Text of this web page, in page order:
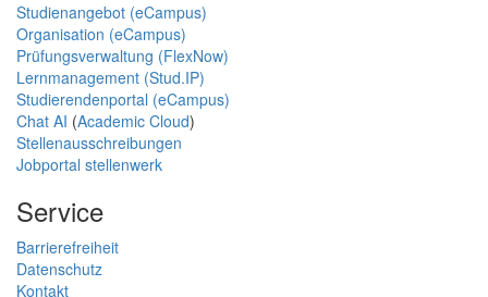
Studienangebot (eCampus)
Organisation (eCampus)
Prüfungsverwaltung (FlexNow)
Lernmanagement (Stud.IP)
Studierendenportal (eCampus)
Chat AI (Academic Cloud)
Stellenausschreibungen
Jobportal stellenwerk
Service
Barrierefreiheit
Datenschutz
Kontakt